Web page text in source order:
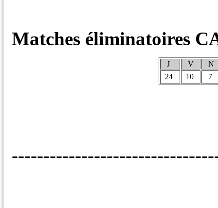
Matches éliminatoires
J V
N
24
10 7